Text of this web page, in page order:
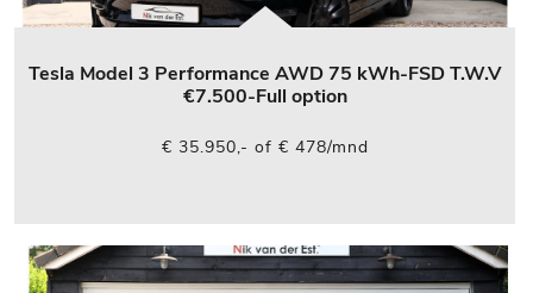
Tesla Model 3 Performance AWD 75 kWh-FSD T.W.V
€7.500-Full option
€ 35.950,- of € 478/mnd